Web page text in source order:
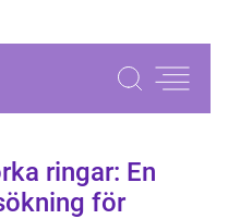
ringar: En
för